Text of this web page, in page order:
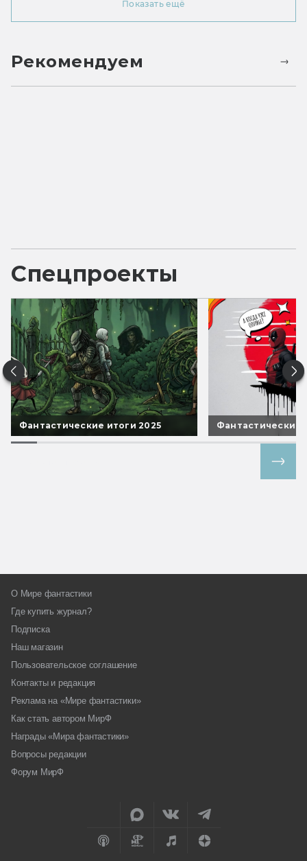
Показать ещё
Рекомендуем
Спецпроекты
Фантастические итоги 2025 Фантастические
О Мире фантастики
Где купить журнал?
Подписка
Наш магазин
Пользовательское соглашение
Контакты и редакция
Реклама на «Мире фантастики»
Как стать автором МирФ
Награды «Мира фантастики»
Вопросы редакции
Форум МирФ